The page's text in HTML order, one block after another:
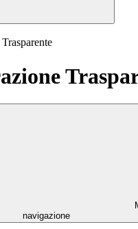
navigazione